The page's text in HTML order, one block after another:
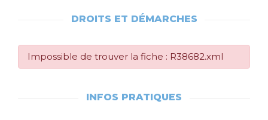
DROITS ET DÉMARCHES
Impossible de trouver la fiche : R38682.xml
INFOS PRATIQUES